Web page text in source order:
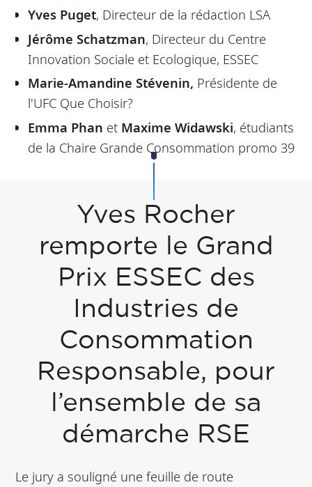
Yves Puget, Directeur de la rédaction LSA
Jérôme Schatzman, Directeur du Centre
Innovation Sociale et Ecologique, ESSEC
Marie-Amandine Stévenin, Présidente de
l'UFC Que Choisir?
Emma Phan et Maxime Widawski, étudiants
de la Chaire Grande Consommation promo 39
Yves Rocher
remporte le Grand
Prix ESSEC des
Industries de
Consommation
Responsable, pour
l’ensemble de sa
démarche RSE
Le jury a souligné une feuille de route